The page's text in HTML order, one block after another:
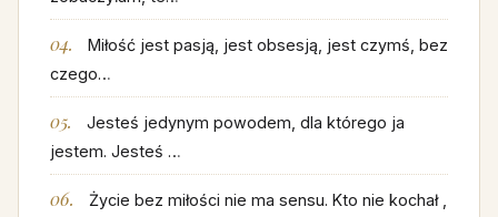
Miłość jest pasją, jest obsesją, jest czymś, bez
czego…
Jesteś jedynym powodem, dla którego ja
jestem. Jesteś …
Życie bez miłości nie ma sensu. Kto nie kochał ,